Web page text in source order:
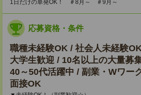
1日だけの単発OK！ ＃8月～ ＃9月～
応募資格・条件
職種未経験OK / 社会人未経験
大学生歓迎 / 10名以上の大量募
40～50代活躍中 / 副業・Wワー
面接OK